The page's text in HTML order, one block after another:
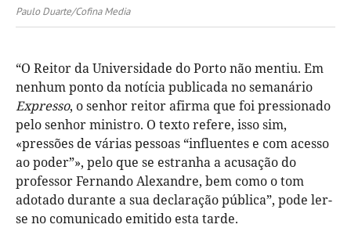
Paulo Duarte/Cofina Media
“O Reitor da Universidade do Porto não mentiu. Em
nenhum ponto da notícia publicada no semanário
Expresso, o senhor reitor afirma que foi pressionado
pelo senhor ministro. O texto refere, isso sim,
«pressões de várias pessoas “influentes e com acesso
ao poder”», pelo que se estranha a acusação do
professor Fernando Alexandre, bem como o tom
adotado durante a sua declaração pública”, pode ler-
se no comunicado emitido esta tarde.